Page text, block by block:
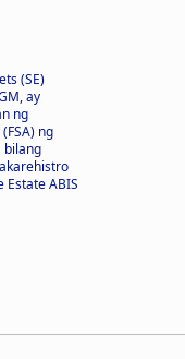
(SE)
ay
ng
ng
bilang
Estate ABIS